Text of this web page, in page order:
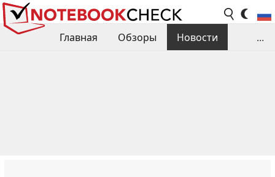
Главная Обзоры
Новости
...